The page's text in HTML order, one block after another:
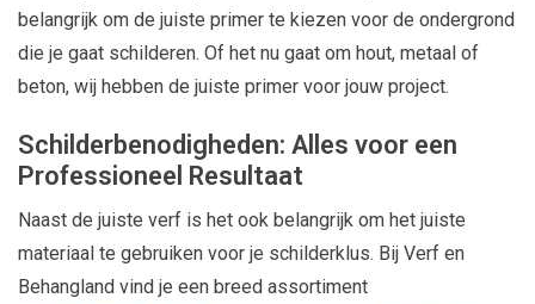
belangrijk om de juiste primer te kiezen voor de ondergrond
die je gaat schilderen. Of het nu gaat om hout, metaal of
beton, wij hebben de juiste primer voor jouw project.
Schilderbenodigheden: Alles voor een
Professioneel Resultaat
Naast de juiste verf is het ook belangrijk om het juiste
materiaal te gebruiken voor je schilderklus. Bij Verf en
Behangland vind je een breed assortiment